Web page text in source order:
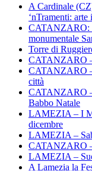
A Cardinale
‘nTramenti: arte
CATANZARO:
monumentale
Torre di
CATANZARO
CATANZARO
città
CATANZARO –
Babbo Natale
LAMEZIA – I
dicembre
LAMEZIA –
CATANZARO
LAMEZIA –
A Lamezia la